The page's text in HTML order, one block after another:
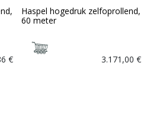
€
Haspel hogedruk zelfoprollend,
60 meter
3.171,00 €